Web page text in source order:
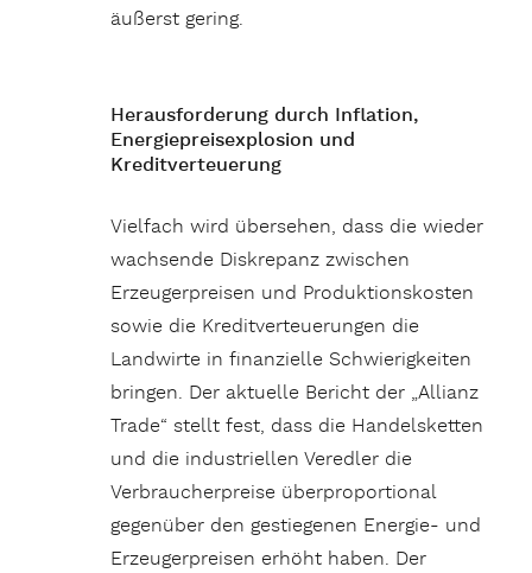
äußerst gering.
Herausforderung durch Inflation,
Energiepreisexplosion und
Kreditverteuerung
Vielfach wird übersehen, dass die wieder
wachsende Diskrepanz zwischen
Erzeugerpreisen und Produktionskosten
sowie die Kreditverteuerungen die
Landwirte in finanzielle Schwierigkeiten
bringen. Der aktuelle Bericht der „Allianz
Trade“ stellt fest, dass die Handelsketten
und die industriellen Veredler die
Verbraucherpreise überproportional
gegenüber den gestiegenen Energie- und
Erzeugerpreisen erhöht haben. Der